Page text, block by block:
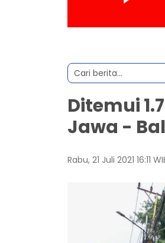
Ditemui
Jawa -
Rabu, 21 Juli 2021 16:11